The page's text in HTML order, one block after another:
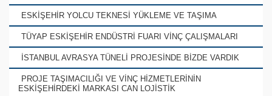
ESKİŞEHİR YOLCU TEKNESİ YÜKLEME VE TAŞIMA
TÜYAP ESKİŞEHİR ENDÜSTRİ FUARI VİNÇ ÇALIŞMALARI
İSTANBUL AVRASYA TÜNELİ PROJESİNDE BİZDE VARDIK
PROJE TAŞIMACILIĞI VE VİNÇ HİZMETLERİNİN
ESKİŞEHİRDEKİ MARKASI CAN LOJİSTİK